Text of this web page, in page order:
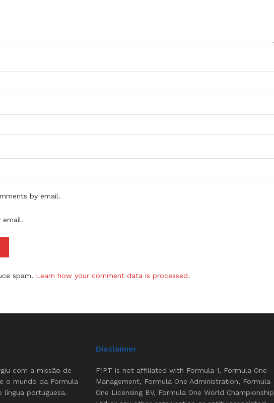
by email.
spam. Learn how your comment data is processed.
com a missão de
o mundo da Formula
língua portuguesa.
Disclaimer
F1PT is not affiliated with Formula 1, Formula One
Management, Formula One Administration, Formula
One Licensing BV, Formula One World Championship